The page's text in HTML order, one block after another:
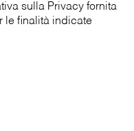
sulla Privacy fornita
le finalità indicate